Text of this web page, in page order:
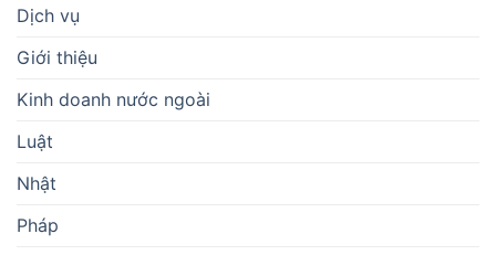
Dịch vụ
Giới thiệu
Kinh doanh nước ngoài
Luật
Nhật
Pháp